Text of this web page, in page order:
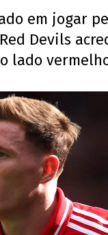
em jogar
Devils
lado